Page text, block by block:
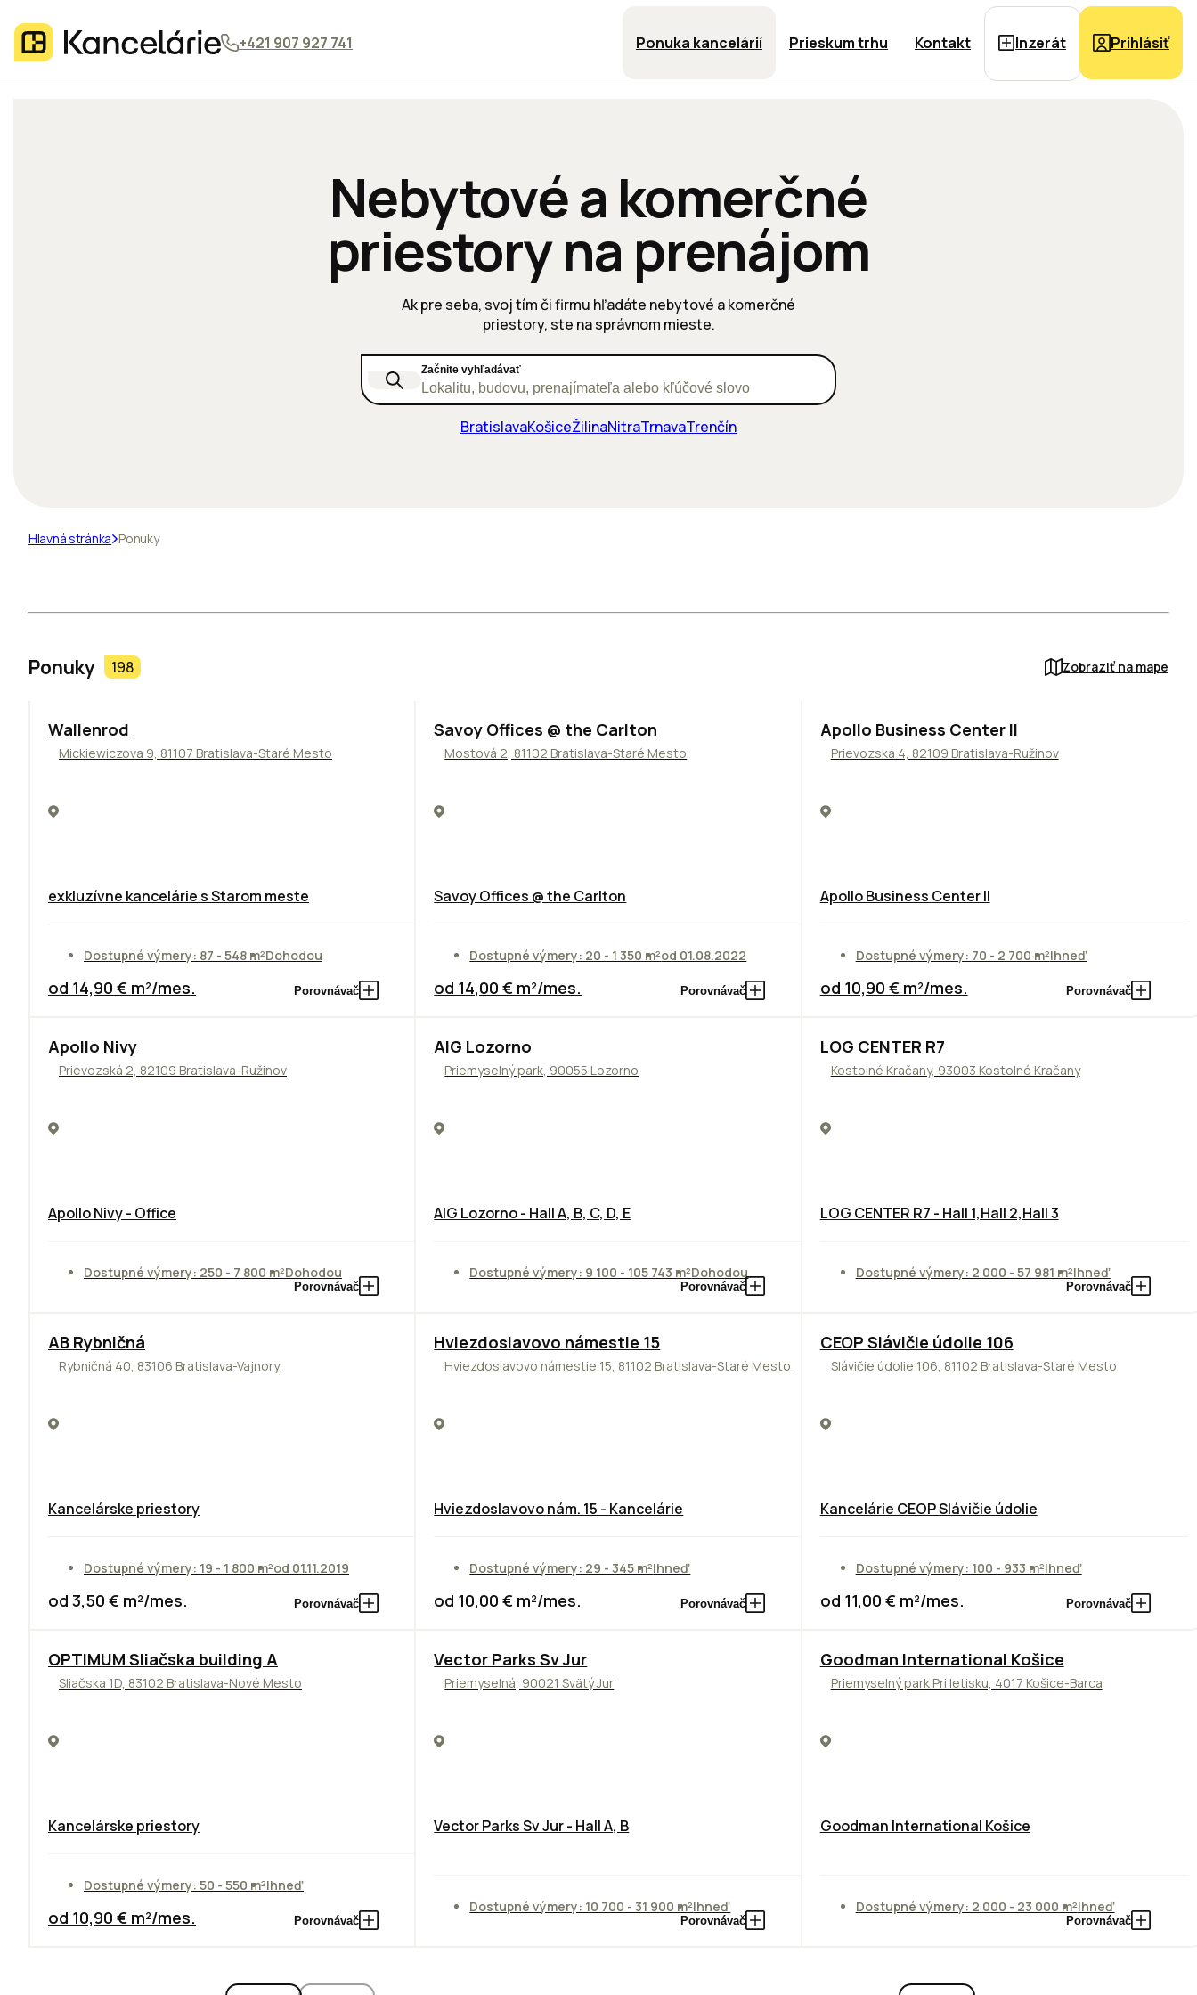
+421 907 927 741 Ponuka kancelárií Prieskum trhu Kontakt Inzerát Prihlásiť
Nebytové a komerčné
priestory na prenájom
Ak pre seba, svoj tím či firmu hľadáte nebytové a komerčné
priestory, ste na správnom mieste.
Začnite vyhľadávať
Lokalitu, budovu, prenajímateľa alebo kľúčové slovo
BratislavaKošiceŽilinaNitraTrnavaTrenčín
Hlavná stránka Ponuky
Ponuky 198 Zobraziť na mape
Wallenrod
Mickiewiczova 9, 81107 Bratislava-Staré Mesto
exkluzívne kancelárie s Starom meste
Dostupné výmery: 87 - 548 m²Dohodou
od 14,90 € m²/mes. Porovnávač
TOP
Savoy Offices @ the Carlton
Mostová 2, 81102 Bratislava-Staré Mesto
Savoy Offices @ the Carlton
Dostupné výmery: 20 - 1 350 m²od 01.08.2022
od 14,00 € m²/mes. Porovnávač
TOP NOVINKA ODPORÚČAME
Apollo Business Center II
Prievozská 4, 82109 Bratislava-Ružinov
Apollo Business Center II
Dostupné výmery: 70 - 2 700 m²Ihneď
od 10,90 € m²/mes. Porovnávač
Apollo Nivy
Prievozská 2, 82109 Bratislava-Ružinov
Apollo Nivy - Office
Dostupné výmery: 250 - 7 800 m²Dohodou
Porovnávač
TOP
AIG Lozorno
Priemyselný park, 90055 Lozorno
AIG Lozorno - Hall A, B, C, D, E
Dostupné výmery: 9 100 - 105 743 m²Dohodou
Porovnávač
TOP
LOG CENTER R7
Kostolné Kračany, 93003 Kostolné Kračany
LOG CENTER R7 - Hall 1,Hall 2,Hall 3
Dostupné výmery: 2 000 - 57 981 m²Ihneď
Porovnávač
AB Rybničná
Rybničná 40, 83106 Bratislava-Vajnory
Kancelárske priestory
Dostupné výmery: 19 - 1 800 m²od 01.11.2019
od 3,50 € m²/mes. Porovnávač
ODPORÚČAME
Hviezdoslavovo námestie 15
Hviezdoslavovo námestie 15, 81102 Bratislava-Staré Mesto
Hviezdoslavovo nám. 15 - Kancelárie
Dostupné výmery: 29 - 345 m²Ihneď
od 10,00 € m²/mes. Porovnávač
CEOP Slávičie údolie 106
Slávičie údolie 106, 81102 Bratislava-Staré Mesto
Kancelárie CEOP Slávičie údolie
Dostupné výmery: 100 - 933 m²Ihneď
od 11,00 € m²/mes. Porovnávač
OPTIMUM Sliačska building A
Sliačska 1D, 83102 Bratislava-Nové Mesto
Kancelárske priestory
Dostupné výmery: 50 - 550 m²Ihneď
od 10,90 € m²/mes. Porovnávač
Vector Parks Sv Jur
Priemyselná, 90021 Svätý Jur
Vector Parks Sv Jur - Hall A, B
Dostupné výmery: 10 700 - 31 900 m²Ihneď
Porovnávač
Goodman International Košice
Priemyselný park Pri letisku, 4017 Košice-Barca
Goodman International Košice
Dostupné výmery: 2 000 - 23 000 m²Ihneď
Porovnávač